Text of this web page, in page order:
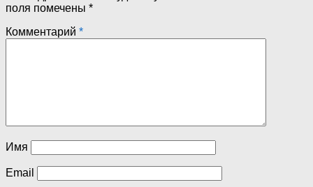
поля помечены *
Комментарий *
Имя
Email